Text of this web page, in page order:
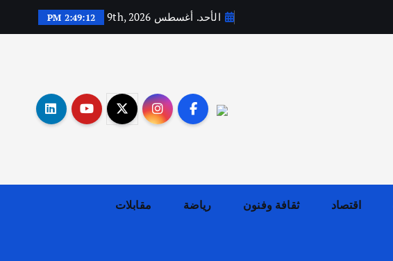
الأحد. أغسطس 9th, 2026 2:49:13 PM
اقتصاد ثقافة وفنون رياضة مقابلات